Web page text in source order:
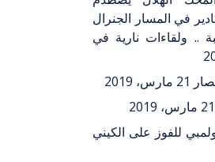
في المسار الجنرال
.. ولقاءات نارية في
21 مارس، 2019
21 مارس، 2019
للفوز على الكيني